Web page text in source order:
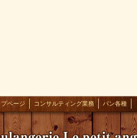
ページ コンサルティング業務 パン各種